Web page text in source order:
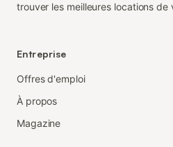
trouver les meilleures locations de
Entreprise
Offres d'emploi
À propos
Magazine